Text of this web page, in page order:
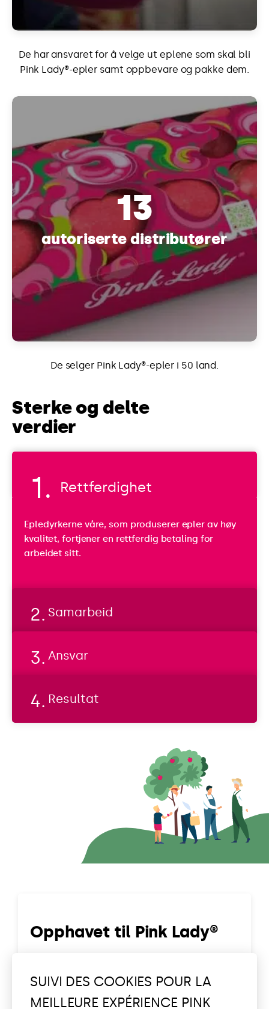
De har ansvaret for å velge ut eplene som skal bli
Pink Lady®-epler samt oppbevare og pakke dem.
13
autoriserte distributører
De selger Pink Lady®-epler i 50 land.
Sterke og delte
verdier
Rettferdighet
e
i
Epledyrkerne våre, som produserer epler av høy
kvalitet, fortjener en rettferdig betaling for
arbeidet sitt.
Samarbeid
Ansvar
Resultat
Opphavet til Pink Lady®
SUIVI DES COOKIES POUR LA
MEILLEURE EXPÉRIENCE PINK